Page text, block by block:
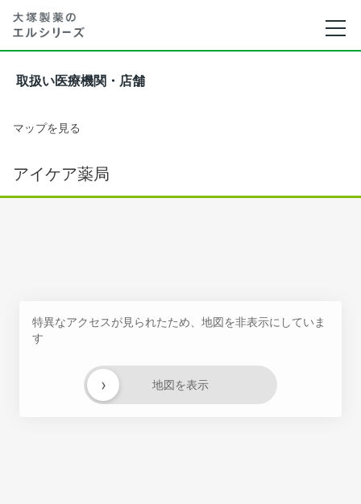
取扱い医療機関・店舗
マップを見る
アイケア薬局
特異なアクセスが見られたため、地図を非表示にしていま
す
地図を表示
›